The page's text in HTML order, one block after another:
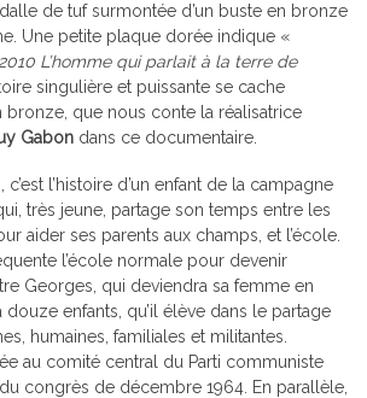
de tuf surmontée d’un buste en bronze
Une petite plaque dorée indique «
L’homme qui parlait à la terre de
singulière et puissante se cache
bronze, que nous conte la réalisatrice
Gabon dans ce documentaire.
c’est l’histoire d’un enfant de la campagne
très jeune, partage son temps entre les
aider ses parents aux champs, et l’école.
l’école normale pour devenir
Georges, qui deviendra sa femme en
douze enfants, qu’il élève dans le partage
humaines, familiales et militantes.
au comité central du Parti communiste
congrès de décembre 1964. En parallèle,